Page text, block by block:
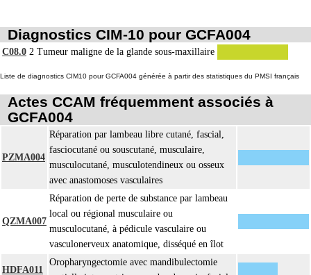
Diagnostics CIM-10 pour GCFA004
C08.0 2 Tumeur maligne de la glande sous-maxillaire
Liste de diagnostics CIM10 pour GCFA004 générée à partir des statistiques du PMSI français
Actes CCAM fréquemment associés à
GCFA004
PZMA004
Réparation par lambeau libre cutané, fascial,
fasciocutané ou souscutané, musculaire,
musculocutané, musculotendineux ou osseux
avec anastomoses vasculaires
QZMA007
Réparation de perte de substance par lambeau
local ou régional musculaire ou
musculocutané, à pédicule vasculaire ou
vasculonerveux anatomique, disséqué en îlot
HDFA011
Oropharyngectomie avec mandibulectomie